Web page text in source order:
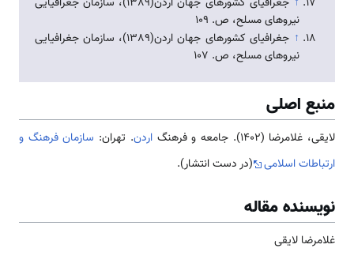
نیروهای مسلح، ص. 109
↑
جغرافیای کشورهای جهان اردن(1389)، سازمان جغرافیایی
نیروهای مسلح، ص. 107
منبع اصلی
لایقی، غلامرضا (1402). جامعه و فرهنگ اردن. تهران: سازمان فرهنگ و
ارتباطات اسلامی
(در دست انتشار).
نویسنده مقاله
غلامرضا لایقی